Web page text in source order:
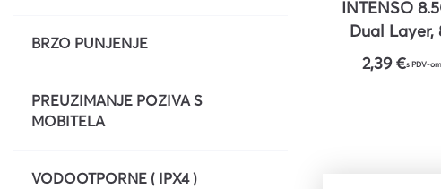
BRZO PUNJENJE
PREUZIMANJE POZIVA S
MOBITELA
VODOOTPORNE ( IPX4 )
INTENSO
Dual Layer,
speed, Jewel
2,39 €s PDV-om